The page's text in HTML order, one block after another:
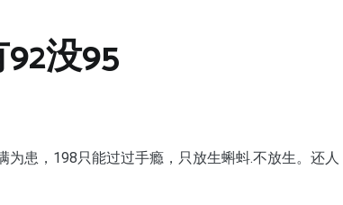
没95
患，198只能过过手瘾，只放生蝌蚪.不放生。还人